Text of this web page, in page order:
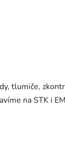
tlumiče,
na STK i